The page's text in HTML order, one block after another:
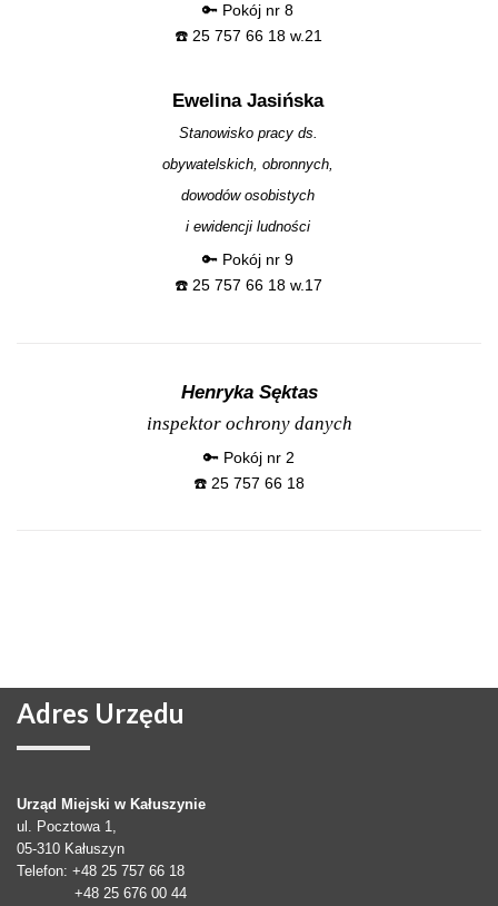
🔑 Pokój nr 8
☎️ 25 757 66 18 w.21
Ewelina Jasińska
Stanowisko pracy ds.
obywatelskich, obronnych,
dowodów osobistych
i ewidencji ludności
🔑 Pokój nr 9
☎️ 25 757 66 18 w.17
Henryka Sęktas
inspektor ochrony danych
🔑 Pokój nr 2
☎️ 25 757 66 18
Adres Urzędu
Urząd Miejski w Kałuszynie
ul. Pocztowa 1,
05-310 Kałuszyn
Telefon: +48 25 757 66 18
+48 25 676 00 44